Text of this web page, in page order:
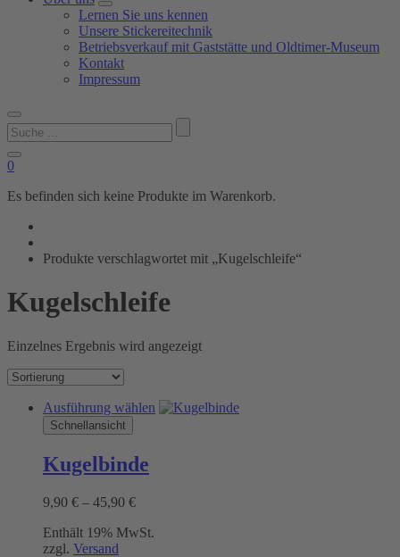
Lernen Sie uns kennen
Unsere Stickereitechnik
Betriebsverkauf mit Gaststätte und Oldtimer-Museum
Kontakt
Impressum
Suchen
nach:
0
Es befinden sich keine Produkte im Warenkorb.
Produkte verschlagwortet mit „Kugelschleife“
Kugelschleife
Einzelnes Ergebnis wird angezeigt
Ausführung wählen Dieses
Schnellansicht
Kugelbinde
9,90 € – 45,90 €Preisspanne:
bis
Enthält 19% MwSt.
zzgl. Versand